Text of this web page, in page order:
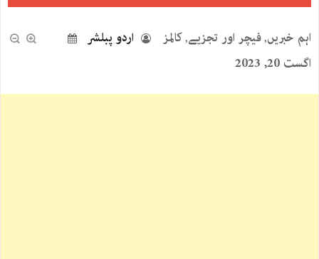
اہم خبریں,فیچر اور تجزیے,کالمز
اردو پبلشر
اگست 20, 2023